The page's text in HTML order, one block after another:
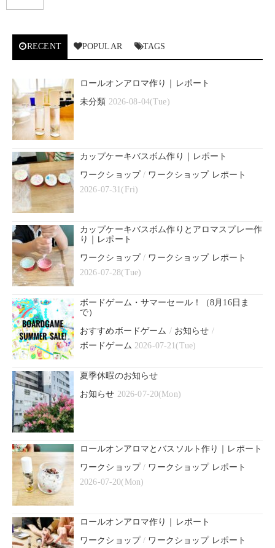
RECENT POPULAR TAGS
ロールオンアロマ作り｜レポート
未分類 2026-08-04(Tue)
カップケーキバスボム作り｜レポート
ワークショップ/ ワークショップ レポート
2026-07-31(Fri)
カップケーキバスボム作りとアロマスプレー作
り｜レポート
ワークショップ/ ワークショップ レポート
2026-07-28(Tue)
ボードゲーム・サマーセール！（8月16日ま
で）
おすすめボードゲーム / お知らせ /
ボードゲーム 2026-07-21(Tue)
夏季休暇のお知らせ
お知らせ 2026-07-20(Mon)
ロールオンアロマとバスソルト作り｜レポート
ワークショップ/ ワークショップ レポート
2026-07-20(Mon)
ロールオンアロマ作り｜レポート
ワークショップ/ ワークショップ レポート